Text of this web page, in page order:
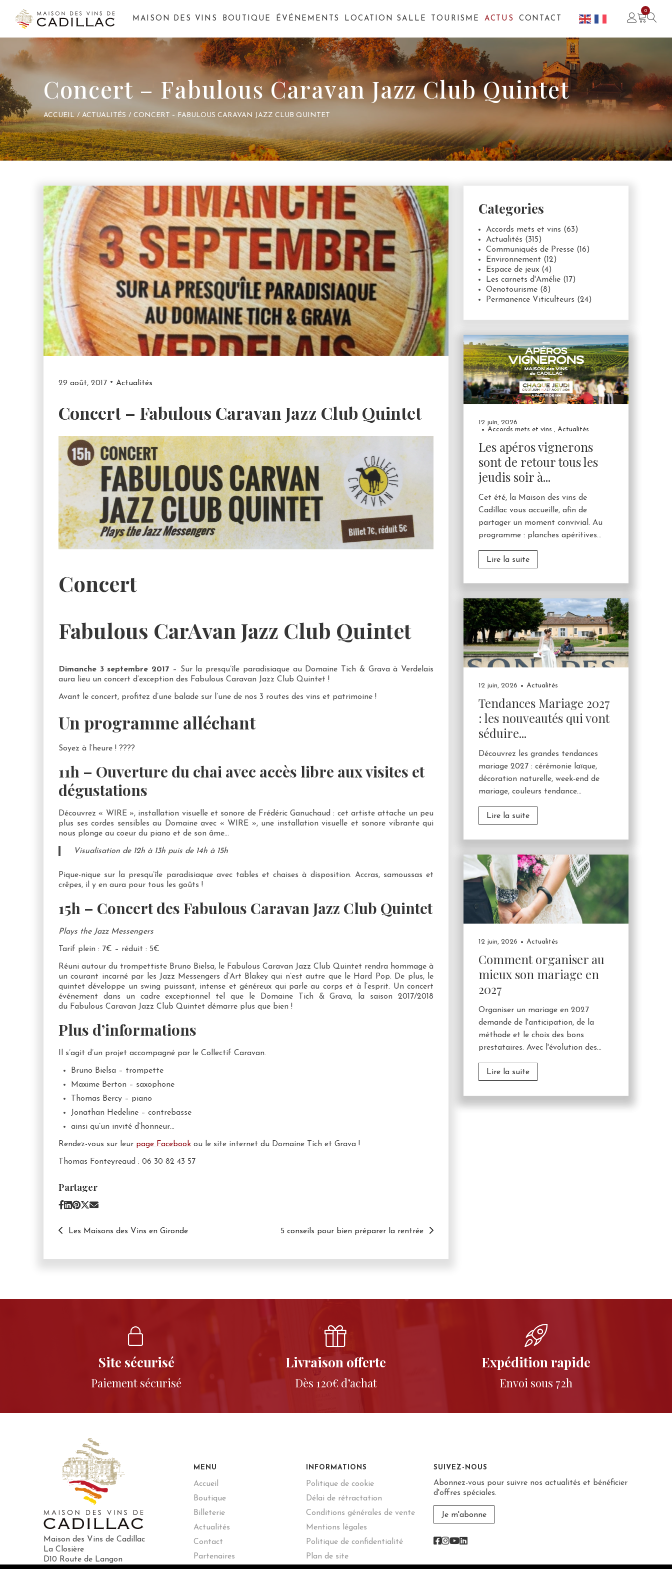
MAISON DES VINS BOUTIQUE ÉVÉNEMENTS LOCATION SALLE TOURISME ACTUS CONTACT
0
Concert – Fabulous Caravan Jazz Club Quintet
ACCUEIL / ACTUALITÉS / CONCERT – FABULOUS CARAVAN JAZZ CLUB QUINTET
29 août, 2017 Actualités
Concert – Fabulous Caravan Jazz Club Quintet
Concert
Fabulous CarAvan Jazz Club Quintet
Dimanche 3 septembre 2017 – Sur la presqu’île paradisiaque au Domaine Tich & Grava à Verdelais
aura lieu un concert d’exception des Fabulous Caravan Jazz Club Quintet !
Avant le concert, profitez d’une balade sur l’une de nos 3 routes des vins et patrimoine !
Un programme alléchant
Soyez à l’heure ! ????
11h – Ouverture du chai avec accès libre aux visites et
dégustations
Découvrez « WIRE », installation visuelle et sonore de Frédéric Ganuchaud : cet artiste attache un peu
plus ses cordes sensibles au Domaine avec « WIRE », une installation visuelle et sonore vibrante qui
nous plonge au coeur du piano et de son âme…
Visualisation de 12h à 13h puis de 14h à 15h
Pique-nique sur la presqu’île paradisiaque avec tables et chaises à disposition. Accras, samoussas et
crêpes, il y en aura pour tous les goûts !
15h – Concert des Fabulous Caravan Jazz Club Quintet
Plays the Jazz Messengers
Tarif plein : 7€ – réduit : 5€
Réuni autour du trompettiste Bruno Bielsa, le Fabulous Caravan Jazz Club Quintet rendra hommage à
un courant incarné par les Jazz Messengers d’Art Blakey qui n’est autre que le Hard Pop. De plus, le
quintet développe un swing puissant, intense et généreux qui parle au corps et à l’esprit. Un concert
événement dans un cadre exceptionnel tel que le Domaine Tich & Grava, la saison 2017/2018
du Fabulous Caravan Jazz Club Quintet démarre plus que bien !
Plus d’informations
Il s’agit d’un projet accompagné par le Collectif Caravan.
Bruno Bielsa – trompette
Maxime Berton – saxophone
Thomas Bercy – piano
Jonathan Hedeline – contrebasse
ainsi qu’un invité d’honneur…
Rendez-vous sur leur page Facebook ou le site internet du Domaine Tich et Grava !
Thomas Fonteyreaud : 06 30 82 43 57
Partager
Les Maisons des Vins en Gironde 5 conseils pour bien préparer la rentrée
Categories
Accords mets et vins (63)
Actualités (315)
Communiqués de Presse (16)
Environnement (12)
Espace de jeux (4)
Les carnets d'Amélie (17)
Oenotourisme (8)
Permanence Viticulteurs (24)
12 juin, 2026
Accords mets et vins , Actualités
Les apéros vignerons
sont de retour tous les
jeudis soir à...
Cet été, la Maison des vins de
Cadillac vous accueille, afin de
partager un moment convivial. Au
programme : planches apéritives...
Lire la suite
12 juin, 2026 Actualités
Tendances Mariage 2027
: les nouveautés qui vont
séduire...
Découvrez les grandes tendances
mariage 2027 : cérémonie laïque,
décoration naturelle, week-end de
mariage, couleurs tendance...
Lire la suite
12 juin, 2026 Actualités
Comment organiser au
mieux son mariage en
2027
Organiser un mariage en 2027
demande de l'anticipation, de la
méthode et le choix des bons
prestataires. Avec l'évolution des...
Lire la suite
Site sécurisé
Paiement sécurisé
Livraison offerte
Dès 120€ d’achat
Expédition rapide
Envoi sous 72h
Maison des Vins de Cadillac
La Closière
D10 Route de Langon
MENU
Accueil
Boutique
Billeterie
Actualités
Contact
Partenaires
INFORMATIONS
Politique de cookie
Délai de rétractation
Conditions générales de vente
Mentions légales
Politique de confidentialité
Plan de site
SUIVEZ-NOUS
Abonnez-vous pour suivre nos actualités et bénéficier
d'offres spéciales.
Je m'abonne
Facebook
Instagram
Youtube
Linkedin